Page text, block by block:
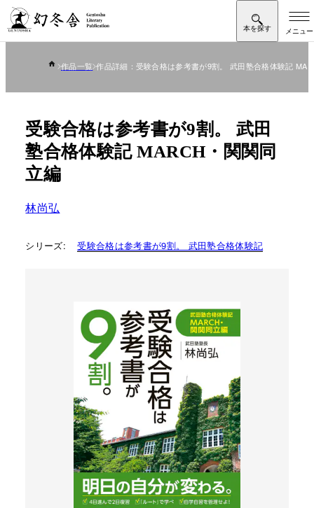
作品一覧 作品詳細：受験合格は参考書が9割。 武田塾合格体験記
受験合格は参考書が9割。 武田
塾合格体験記 MARCH・関関同
立編
林尚弘
シリーズ: 受験合格は参考書が9割。 武田塾合格体験記